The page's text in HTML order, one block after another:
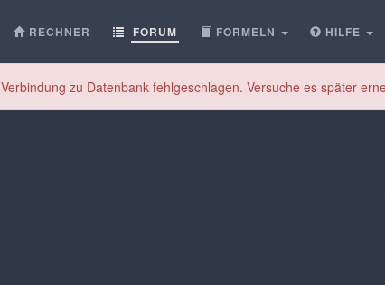
RECHNER FORUM FORMELN HILFE
Verbindung zu Datenbank fehlgeschlagen. Versuche es später